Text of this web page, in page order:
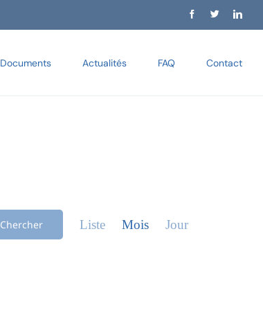
Documents Actualités FAQ Contact
Chercher
de
Liste Mois Jour